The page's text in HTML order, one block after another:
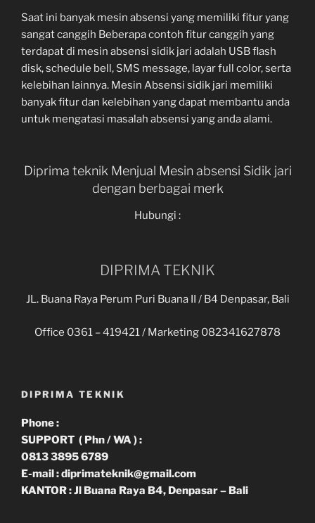
Saat ini banyak mesin absensi yang memiliki fitur yang
sangat canggih Beberapa contoh fitur canggih yang
terdapat di mesin absensi sidik jari adalah USB flash
disk, schedule bell, SMS message, layar full color, serta
kelebihan lainnya. Mesin Absensi sidik jari memiliki
banyak fitur dan kelebihan yang dapat membantu anda
untuk mengatasi masalah absensi yang anda alami.
Diprima teknik Menjual Mesin absensi Sidik jari
dengan berbagai merk
Hubungi :
DIPRIMA TEKNIK
JL. Buana Raya Perum Puri Buana II / B4 Denpasar, Bali
Office 0361 – 419421 / Marketing 082341627878
DIPRIMA TEKNIK
Phone :
SUPPORT ( Phn / WA ) :
0813 3895 6789
E-mail : diprimateknik@gmail.com
KANTOR : Jl Buana Raya B4, Denpasar – Bali